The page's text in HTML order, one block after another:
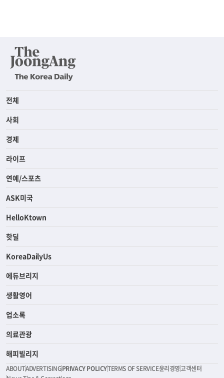
전체
사회
경제
라이프
연예/스포츠
ASK미국
HelloKtown
핫딜
KoreaDailyUs
에듀브리지
생활영어
업소록
의료관광
해피빌리지
ABOUTADVERTISINGPRIVACY POLICYTERMS OF SERVICE윤리경영고객센터